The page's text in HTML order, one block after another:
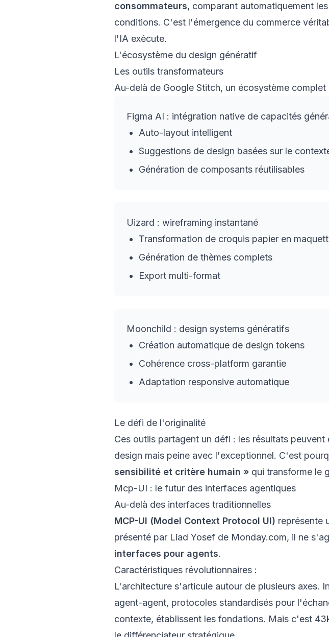
consommateurs, comparant automatiquement
conditions. C'est l'émergence du commerce
l'IA exécute.
L'écosystème du design génératif
Les outils transformateurs
Au-delà de Google Stitch, un écosystème complet
Figma AI : intégration native de capacités
Auto-layout intelligent
Suggestions de design basées sur le
Génération de composants réutilisables
Uizard : wireframing instantané
Transformation de croquis papier en
Génération de thèmes complets
Export multi-format
Moonchild : design systems génératifs
Création automatique de design tokens
Cohérence cross-platform garantie
Adaptation responsive automatique
Le défi de l'originalité
Ces outils partagent un défi : les résultats peuvent
design mais peine avec l'exceptionnel. C'est
sensibilité et critère humain » qui transforme le
Mcp-UI : le futur des interfaces agentiques
Au-delà des interfaces traditionnelles
MCP-UI (Model Context Protocol UI) représente
présenté par Liad Yosef de Monday.com, il ne
interfaces pour agents.
Caractéristiques révolutionnaires :
L'architecture s'articule autour de plusieurs axes.
agent-agent, protocoles standardisés pour
contexte, établissent les fondations. Mais c'est